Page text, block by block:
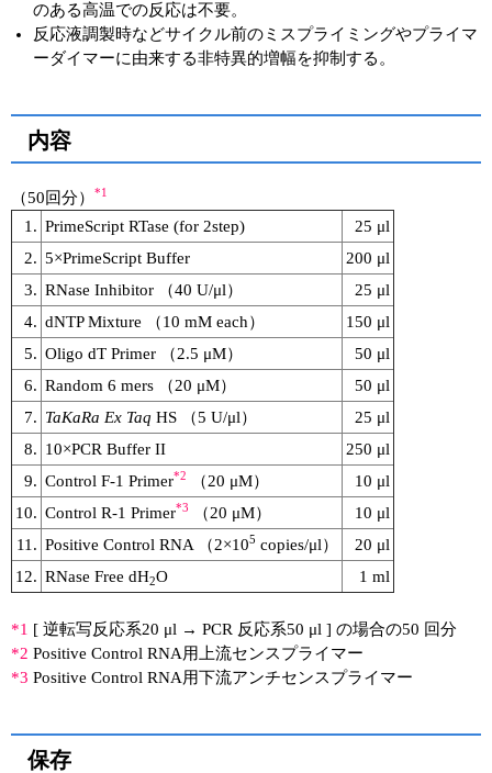
のある高温での反応は不要。
反応液調製時などサイクル前のミスプライミングやプライマ
ーダイマーに由来する非特異的増幅を抑制する。
内容
（50回分） *1
1. PrimeScript RTase (for 2step)
25 μl
2. 5×PrimeScript Buffer
200 μl
3. RNase Inhibitor （40 U/μl）
25 μl
4. dNTP Mixture （10 mM each）
150 μl
5. Oligo dT Primer （2.5 μM）
50 μl
6. Random 6 mers （20 μM）
50 μl
7. TaKaRa Ex Taq HS （5 U/μl）
25 μl
8. 10×PCR Buffer II
250 μl
9. Control F-1 Primer*2 （20 μM）
10 μl
10. Control R-1 Primer*3 （20 μM）
10 μl
11. Positive Control RNA （2×105 copies/μl）
20 μl
12. RNase Free dH2O 1 ml
*1 [ 逆転写反応系20 μl → PCR 反応系50 μl ] の場合の50 回分
*2 Positive Control RNA用上流センスプライマー
*3 Positive Control RNA用下流アンチセンスプライマー
保存